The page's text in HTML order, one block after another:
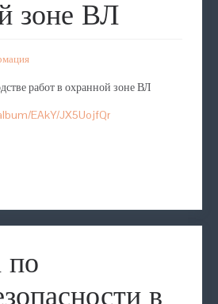
зоне ВЛ
работ в охранной зоне ВЛ
EAkY/JX5UojfQr